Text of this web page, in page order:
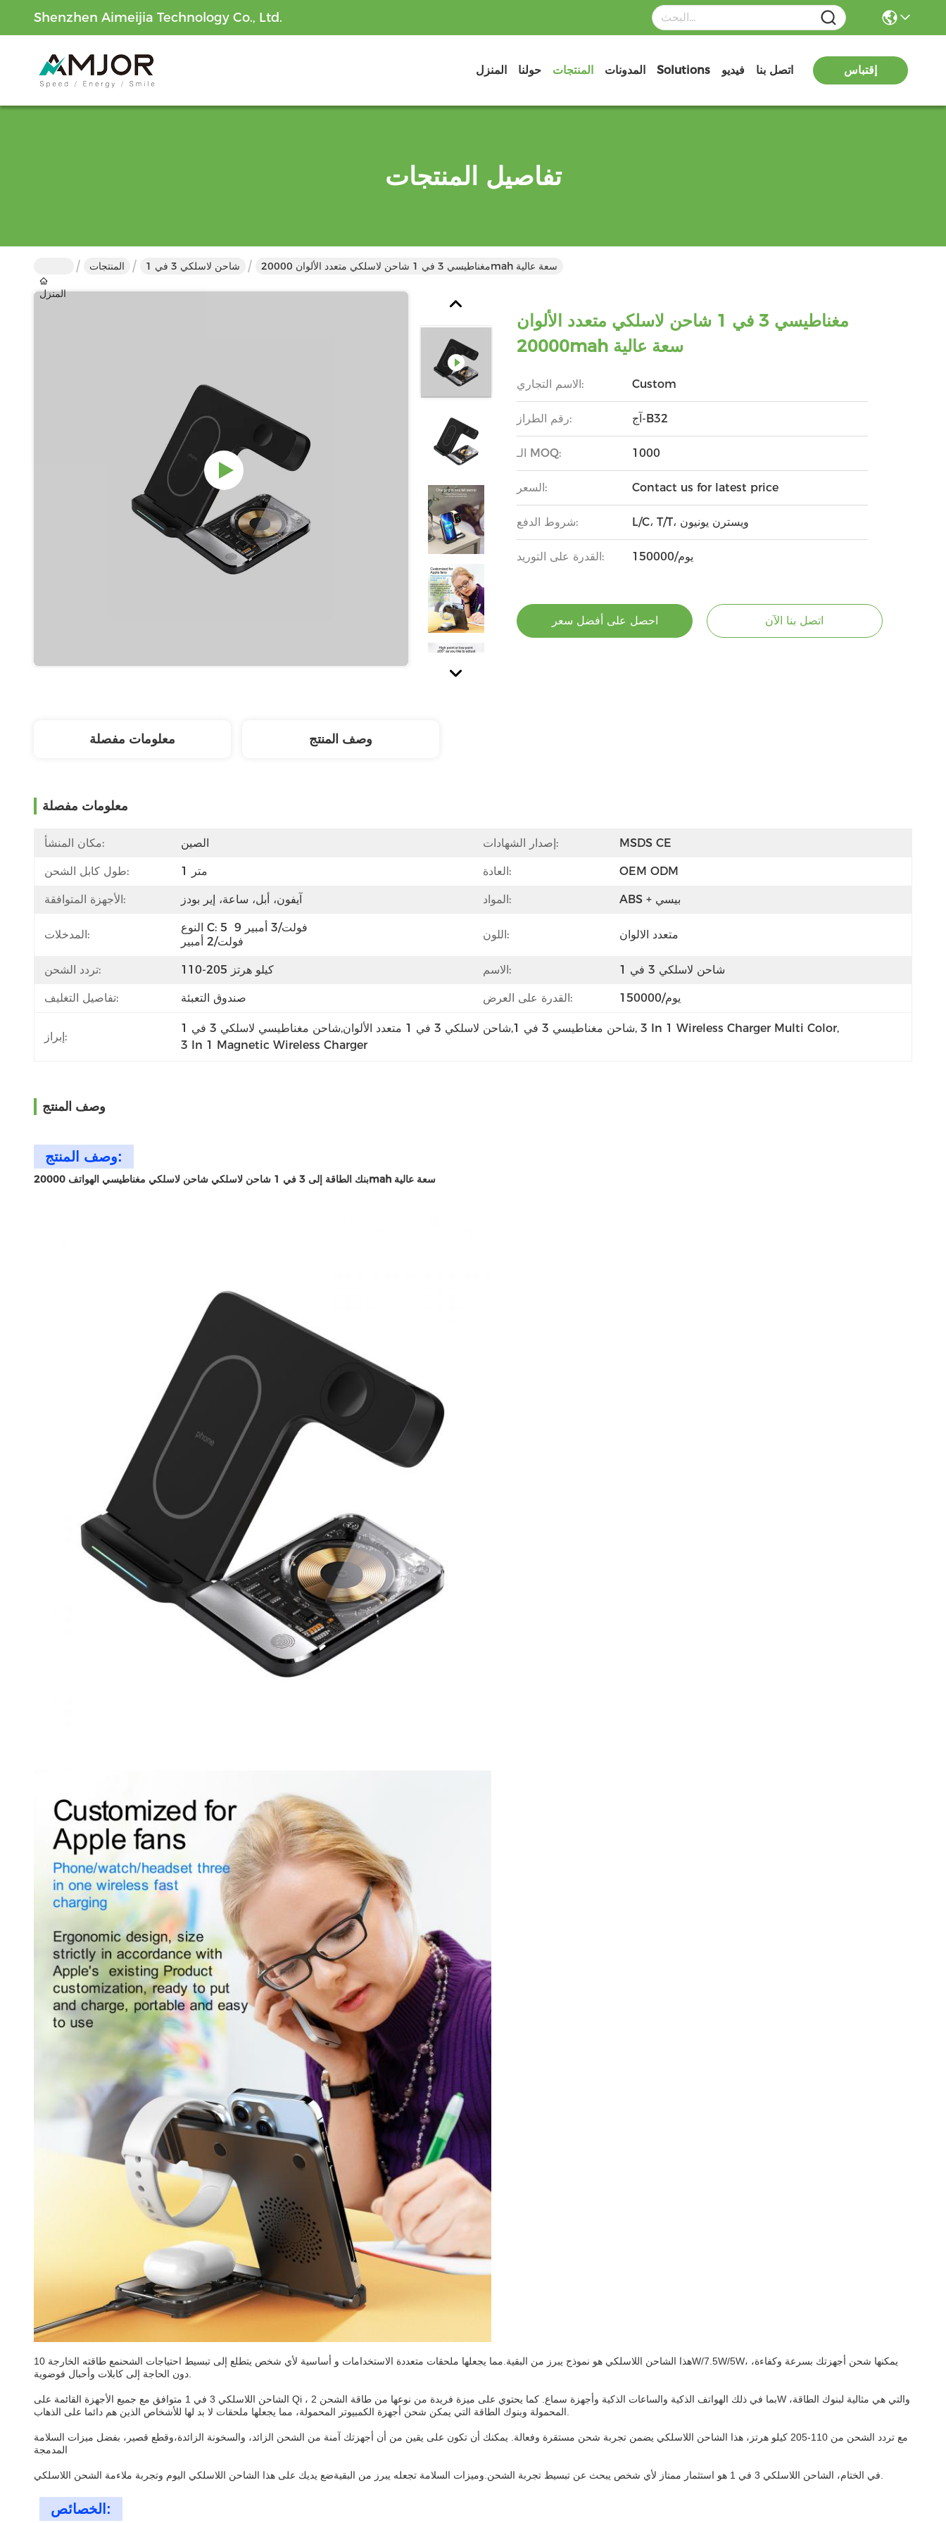
Shenzhen Aimeijia Technology Co., Ltd.
المنزل حولنا المنتجات المدونات Solutions فيديو اتصل بنا إقتباس
تفاصيل المنتجات
المنزل
المنتجات شاحن لاسلكي 3 في 1 مغناطيسي 3 في 1 شاحن لاسلكي متعدد الألوان 20000mah سعة عالية
مغناطيسي 3 في 1 شاحن لاسلكي متعدد الألوان
20000mah سعة عالية
الاسم التجاري: Custom
رقم الطراز: آج-B32
الـ MOQ: 1000
السعر: Contact us for latest price
شروط الدفع: L/C، T/T، ويسترن يونيون
القدرة على التوريد: 150000/يوم
احصل على أفضل سعر اتصل بنا الآن
معلومات مفصلة وصف المنتج
معلومات مفصلة
مكان المنشأ: الصين إصدار الشهادات: MSDS CE
طول كابل الشحن: 1 متر العادة: OEM ODM
الأجهزة المتوافقة: آيفون، أبل، ساعة، إير بودز المواد: ABS + بيسي
المدخلات:
النوع C: 5 فولت/3 أمبير 9
فولت/2 أمبير
اللون: متعدد الالوان
تردد الشحن: 110-205 كيلو هرتز الاسم: شاحن لاسلكي 3 في 1
تفاصيل التغليف: صندوق التعبئة القدرة على العرض: 150000/يوم
إبراز:
شاحن مغناطيسي 3 في 1,شاحن لاسلكي 3 في 1 متعدد الألوان,شاحن مغناطيسي لاسلكي 3 في 1, 3 In 1 Wireless Charger Multi Color,
3 In 1 Magnetic Wireless Charger
وصف المنتج
وصف المنتج:
بنك الطاقة إلى 3 في 1 شاحن لاسلكي شاحن لاسلكي مغناطيسي الهواتف 20000mah سعة عالية
هذا الشاحن اللاسلكي هو نموذج يبرز من البقية.مما يجعلها ملحقات متعددة الاستخدامات و أساسية لأي شخص يتطلع إلى تبسيط احتياجات الشحنمع طاقته الخارجة 10W/7.5W/5W، يمكنها شحن أجهزتك بسرعة وكفاءة،
الشاحن اللاسلكي 3 في 1 متوافق مع جميع الأجهزة القائمة على Qi ، بما في ذلك الهواتف الذكية والساعات الذكية وأجهزة سماع. كما يحتوي على ميزة فريدة من نوعها من طاقة الشحن 2W ،والتي هي مثالية لبنوك الطاقة
مع تردد الشحن من 110-205 كيلو هرتز، هذا الشاحن اللاسلكي يضمن تجربة شحن مستقرة وفعالة. يمكنك أن تكون على يقين من أن أجهزتك آمنة من الشحن الزائد، والسخونة الزائدة،وقطع قصير، بفضل ميزات السلامة
المدمجة
الخصائص: